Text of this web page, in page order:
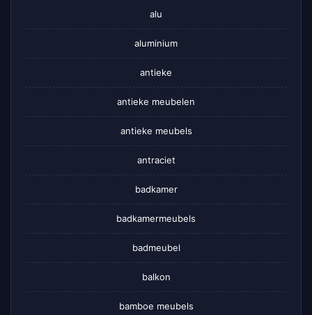
alu
aluminium
antieke
antieke meubelen
antieke meubels
antraciet
badkamer
badkamermeubels
badmeubel
balkon
bamboe meubels